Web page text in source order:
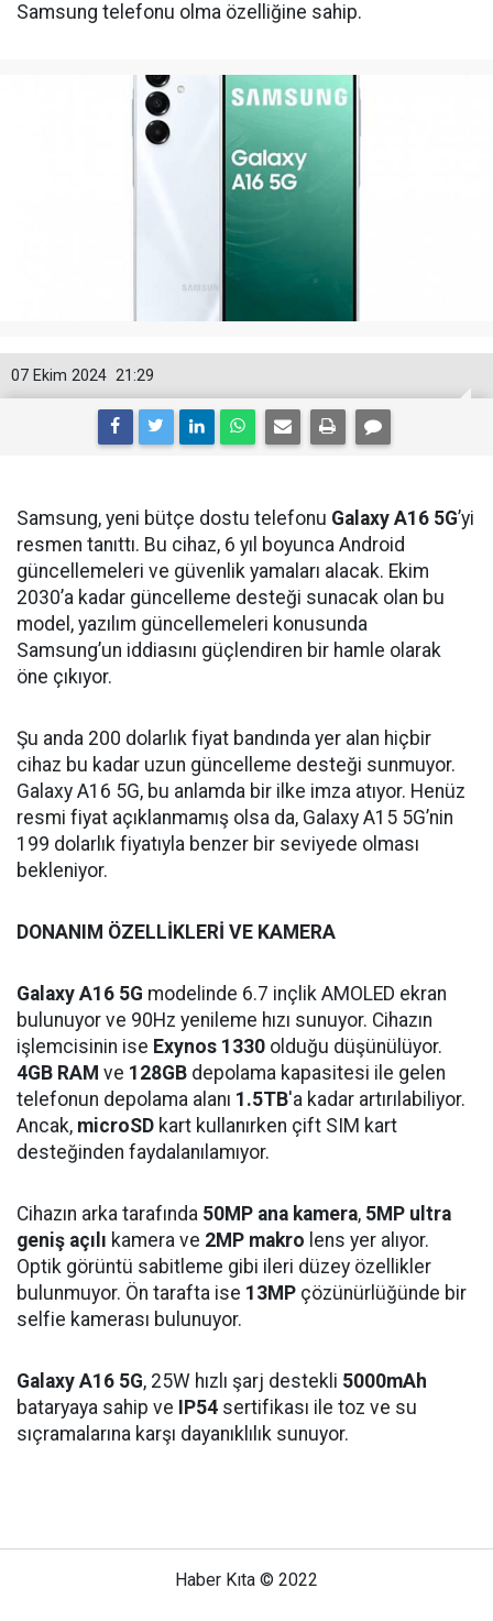
Samsung telefonu olma özelliğine sahip.
21:29
07 Ekim 2024
Samsung, yeni bütçe dostu telefonu Galaxy A16 5G’yi
resmen tanıttı. Bu cihaz, 6 yıl boyunca Android
güncellemeleri ve güvenlik yamaları alacak. Ekim
2030’a kadar güncelleme desteği sunacak olan bu
model, yazılım güncellemeleri konusunda
Samsung’un iddiasını güçlendiren bir hamle olarak
öne çıkıyor.
Şu anda 200 dolarlık fiyat bandında yer alan hiçbir
cihaz bu kadar uzun güncelleme desteği sunmuyor.
Galaxy A16 5G, bu anlamda bir ilke imza atıyor. Henüz
resmi fiyat açıklanmamış olsa da, Galaxy A15 5G’nin
199 dolarlık fiyatıyla benzer bir seviyede olması
bekleniyor.
DONANIM ÖZELLİKLERİ VE KAMERA
Galaxy A16 5G modelinde 6.7 inçlik AMOLED ekran
bulunuyor ve 90Hz yenileme hızı sunuyor. Cihazın
işlemcisinin ise Exynos 1330 olduğu düşünülüyor.
4GB RAM ve 128GB depolama kapasitesi ile gelen
telefonun depolama alanı 1.5TB'a kadar artırılabiliyor.
Ancak, microSD kart kullanırken çift SIM kart
desteğinden faydalanılamıyor.
Cihazın arka tarafında 50MP ana kamera, 5MP ultra
geniş açılı kamera ve 2MP makro lens yer alıyor.
Optik görüntü sabitleme gibi ileri düzey özellikler
bulunmuyor. Ön tarafta ise 13MP çözünürlüğünde bir
selfie kamerası bulunuyor.
Galaxy A16 5G, 25W hızlı şarj destekli 5000mAh
bataryaya sahip ve
IP54 sertifikası ile toz ve su
sıçramalarına karşı dayanıklılık sunuyor.
Haber Kıta © 2022